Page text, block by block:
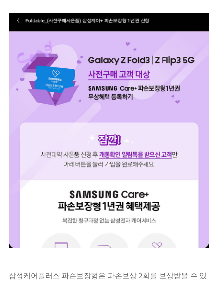
삼성케어플러스 파손보장형은 파손보상 2회를 보상받을 수 있